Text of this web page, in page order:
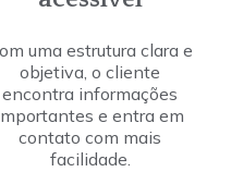
uma estrutura clara e
objetiva, o cliente
encontra informações
e entra em
contato com mais
facilidade.